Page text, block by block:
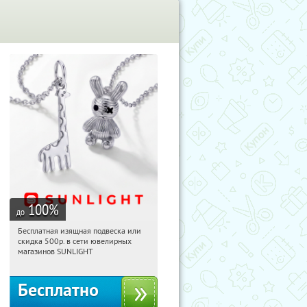
до 100%
11:13:16 Получили:
Россия
Бесплатная изящная подвеска или
скидка 500р. в сети ювелирных
магазинов SUNLIGHT
Бесплатно